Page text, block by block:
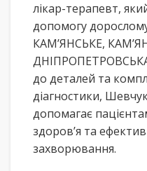
лікар-терапевт,
допомогу
КАМ’ЯНСЬКЕ,
ДНІПРОПЕТРОВСЬКА
до деталей та
діагностики, Шевчук
допомагає
здоров’я та
захворювання.